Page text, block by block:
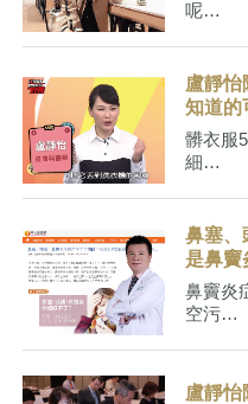
呢…
盧靜怡
知道的
髒衣服
細…
鼻塞、
是鼻竇
鼻竇炎
空污…
盧靜怡